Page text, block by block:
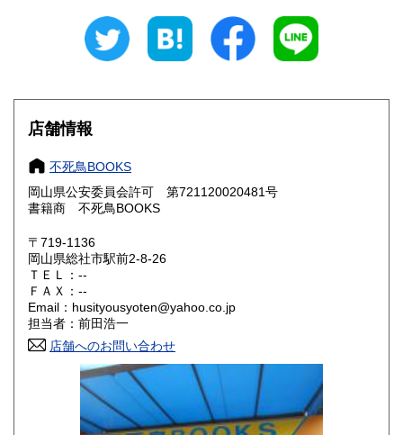
300円 富山県
300円 福井県
300円 300円
岐阜県
愛知県
滋賀県 300円
大阪府 300円
奈良県
鳥取県
300円 広島県
300円 徳島県
店舗情報
不死鳥BOOKS
岡山県公安委員会許可 第721120020481号
書籍商 不死鳥BOOKS
〒719-1136
岡山県総社市駅前2-8-26
ＴＥＬ：--
ＦＡＸ：--
Email：husityousyoten@yahoo.co.jp
担当者：前田浩一
店舗へのお問い合わせ